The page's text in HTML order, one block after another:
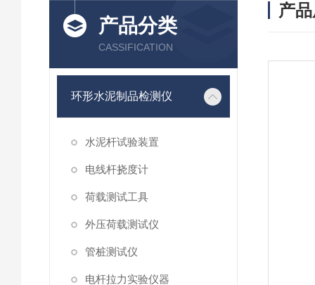
产品分类
CASSIFICATION
环形水泥制品检测仪
水泥杆试验装置
电线杆挠度计
荷载测试工具
外压荷载测试仪
管桩测试仪
电杆拉力实验仪器
产